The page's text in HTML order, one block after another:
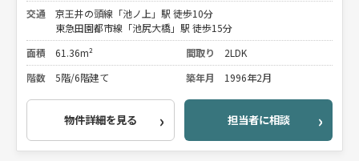
交通
京王井の頭線「池ノ上」駅 徒歩10分
東急田園都市線「池尻大橋」駅 徒歩15分
面積
61.36m² 間取り
2LDK
階数
5階/6階建て 築年月 1996年2月
物件詳細を見る 担当者に相談